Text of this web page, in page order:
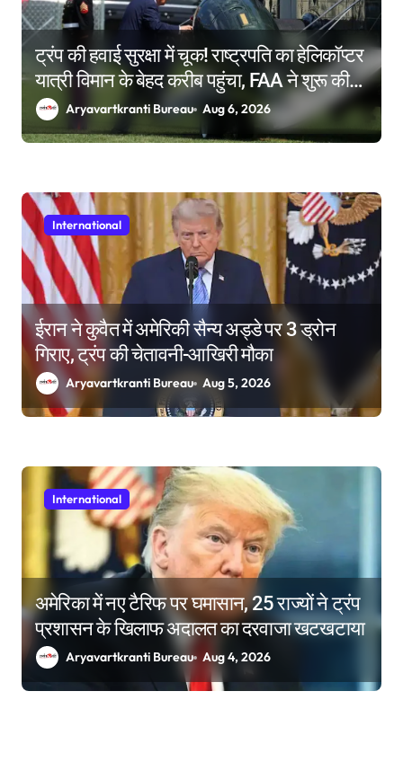
ट्रंप की हवाई सुरक्षा में चूक! राष्ट्रपति का हेलिकॉप्टर
यात्री विमान के बेहद करीब पहुंचा, FAA ने शुरू की
जांच Aryavartkranti Bureau Aug 6, 2026
International
ईरान ने कुवैत में अमेरिकी सैन्य अड्डे पर 3 ड्रोन
गिराए, ट्रंप की चेतावनी-आखिरी मौका
Aryavartkranti Bureau Aug 5, 2026
International
अमेरिका में नए टैरिफ पर घमासान, 25 राज्यों ने ट्रंप
प्रशासन के खिलाफ अदालत का दरवाजा खटखटाया
Aryavartkranti Bureau Aug 4, 2026